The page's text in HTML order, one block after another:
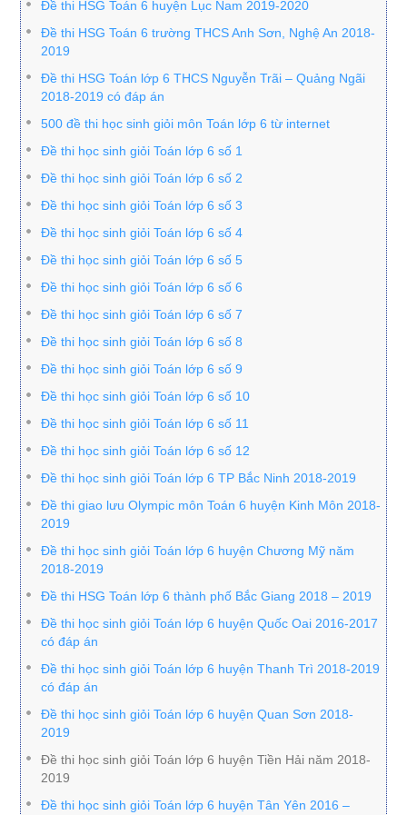
Đề thi HSG Toán 6 huyện Lục Nam 2019-2020
Đề thi HSG Toán 6 trường THCS Anh Sơn, Nghệ An 2018-
2019
Đề thi HSG Toán lớp 6 THCS Nguyễn Trãi – Quảng Ngãi
2018-2019 có đáp án
500 đề thi học sinh giỏi môn Toán lớp 6 từ internet
Đề thi học sinh giỏi Toán lớp 6 số 1
Đề thi học sinh giỏi Toán lớp 6 số 2
Đề thi học sinh giỏi Toán lớp 6 số 3
Đề thi học sinh giỏi Toán lớp 6 số 4
Đề thi học sinh giỏi Toán lớp 6 số 5
Đề thi học sinh giỏi Toán lớp 6 số 6
Đề thi học sinh giỏi Toán lớp 6 số 7
Đề thi học sinh giỏi Toán lớp 6 số 8
Đề thi học sinh giỏi Toán lớp 6 số 9
Đề thi học sinh giỏi Toán lớp 6 số 10
Đề thi học sinh giỏi Toán lớp 6 số 11
Đề thi học sinh giỏi Toán lớp 6 số 12
Đề thi học sinh giỏi Toán lớp 6 TP Bắc Ninh 2018-2019
Đề thi giao lưu Olympic môn Toán 6 huyện Kinh Môn 2018-
2019
Đề thi học sinh giỏi Toán lớp 6 huyện Chương Mỹ năm
2018-2019
Đề thi HSG Toán lớp 6 thành phố Bắc Giang 2018 – 2019
Đề thi học sinh giỏi Toán lớp 6 huyện Quốc Oai 2016-2017
có đáp án
Đề thi học sinh giỏi Toán lớp 6 huyện Thanh Trì 2018-2019
có đáp án
Đề thi học sinh giỏi Toán lớp 6 huyện Quan Sơn 2018-
2019
Đề thi học sinh giỏi Toán lớp 6 huyện Tiền Hải năm 2018-
2019
Đề thi học sinh giỏi Toán lớp 6 huyện Tân Yên 2016 –